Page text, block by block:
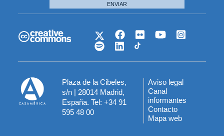
ENVIAR
Plaza de la Cibeles,
s/n | 28014 Madrid,
España. Tel: +34 91
595 48 00
Menú
del
pie
Aviso legal
Canal
informantes
Contacto
Mapa web